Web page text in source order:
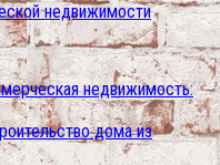
недвижимости
недвижимость:
дома из